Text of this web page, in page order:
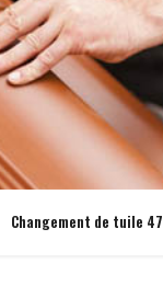
Changement de tuile 47